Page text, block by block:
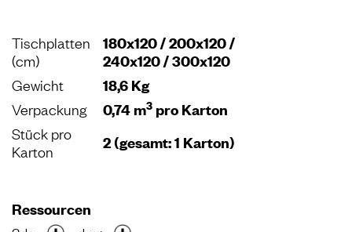
Tischplatten
(cm)
180x120 / 200x120 /
240x120 / 300x120
Gewicht 18,6 Kg
Verpackung 0,74 m3 pro Karton
Stück pro
Karton
2 (gesamt: 1 Karton)
Ressourcen